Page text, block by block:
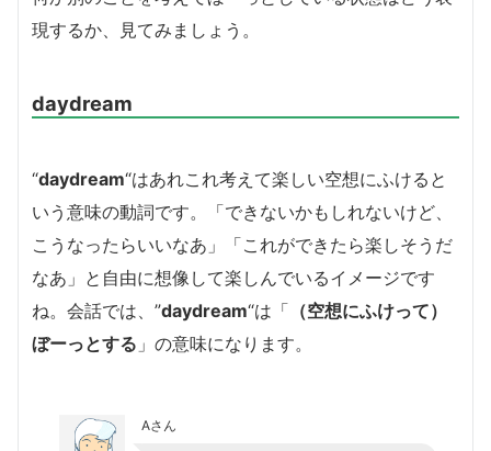
現するか、見てみましょう。
daydream
“daydream“はあれこれ考えて楽しい空想にふけると
いう意味の動詞です。「できないかもしれないけど、
こうなったらいいなあ」「これができたら楽しそうだ
なあ」と自由に想像して楽しんでいるイメージです
ね。会話では、”daydream“は「 （空想にふけって）
ぼーっとする 」の意味になります。
Aさん